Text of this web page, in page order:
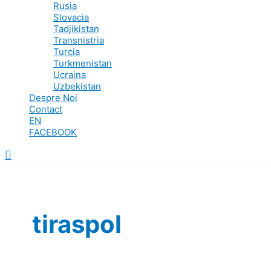
Rusia
Slovacia
Tadjikistan
Transnistria
Turcia
Turkmenistan
Ucraina
Uzbekistan
Despre Noi
Contact
EN
FACEBOOK
Search
tiraspol